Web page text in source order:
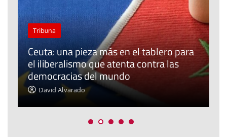
Tribuna
Ceuta: una pieza más en el tablero para
el iliberalismo que atenta contra las
democracias del mundo
David Alvarado